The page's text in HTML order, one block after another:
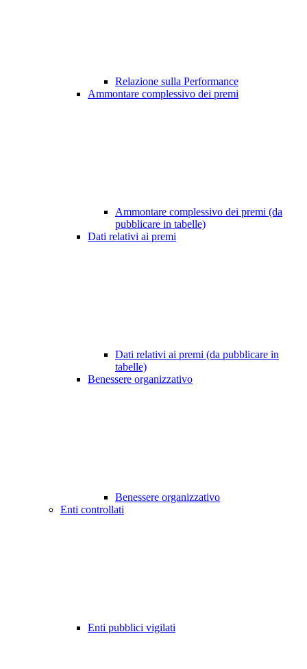
Relazione sulla Performance
Ammontare complessivo dei premi
Ammontare complessivo dei premi (da
pubblicare in tabelle)
Dati relativi ai premi
Dati relativi ai premi (da pubblicare in
tabelle)
Benessere organizzativo
Benessere organizzativo
Enti controllati
Enti pubblici vigilati